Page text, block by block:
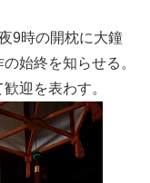
9時の開枕に大鐘
始終を知らせる。
迎を表わす。